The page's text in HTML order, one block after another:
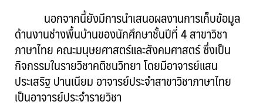
นอกจากนี้ยังมีการนำเสนอผลงานการเก็บข้อมูล
ด้านงานช่างพื้นบ้านของนักศึกษาชั้นปีที่ 4 สาขาวิชา
ภาษาไทย คณะมนุษยศาสตร์และสังคมศาสตร์ ซึ่งเป็น
กิจกรรมในรายวิชาคติชนวิทยา โดยมีอาจารย์แสน
ประเสริฐ ปานเนียม อาจารย์ประจำสาขาวิชาภาษาไทย
เป็นอาจารย์ประจำรายวิชา